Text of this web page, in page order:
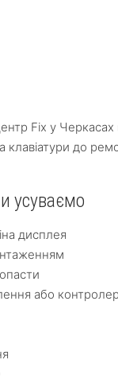
Fix у
клавіатури до
усуваємо
дисплея
або